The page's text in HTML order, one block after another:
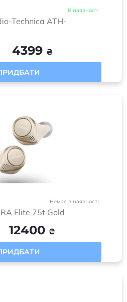
В наявності
Technica ATH-
4399 ₴
Немає в наявності
Elite 75t Gold
12400 ₴